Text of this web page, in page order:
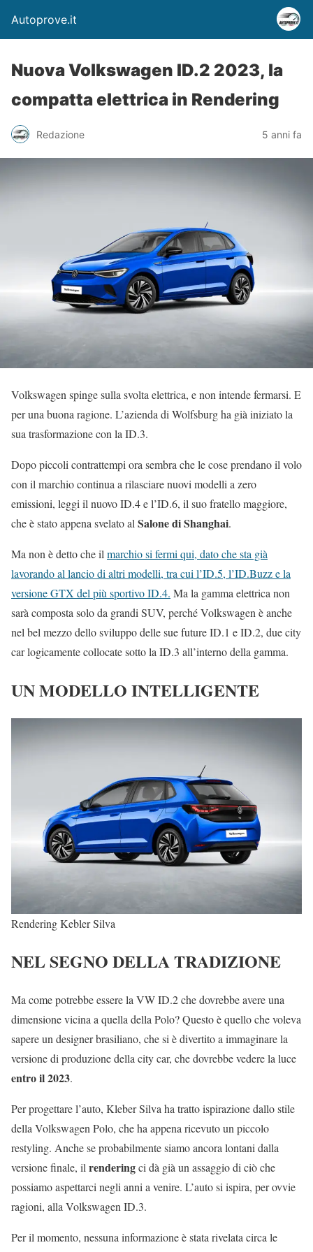
Autoprove.it
Nuova Volkswagen ID.2 2023, la
compatta elettrica in Rendering
Redazione 5 anni fa
Volkswagen spinge sulla svolta elettrica, e non intende fermarsi. E
per una buona ragione. L’azienda di Wolfsburg ha già iniziato la
sua trasformazione con la ID.3.
Dopo piccoli contrattempi ora sembra che le cose prendano il volo
con il marchio continua a rilasciare nuovi modelli a zero
emissioni, leggi il nuovo ID.4 e l’ID.6, il suo fratello maggiore,
che è stato appena svelato al Salone di Shanghai.
Ma non è detto che il marchio si fermi qui, dato che sta già
lavorando al lancio di altri modelli, tra cui l’ID.5, l’ID.Buzz e la
versione GTX del più sportivo ID.4. Ma la gamma elettrica non
sarà composta solo da grandi SUV, perché Volkswagen è anche
nel bel mezzo dello sviluppo delle sue future ID.1 e ID.2, due city
car logicamente collocate sotto la ID.3 all’interno della gamma.
UN MODELLO INTELLIGENTE
Rendering Kebler Silva
NEL SEGNO DELLA TRADIZIONE
Ma come potrebbe essere la VW ID.2 che dovrebbe avere una
dimensione vicina a quella della Polo? Questo è quello che voleva
sapere un designer brasiliano, che si è divertito a immaginare la
versione di produzione della city car, che dovrebbe vedere la luce
entro il 2023.
Per progettare l’auto, Kleber Silva ha tratto ispirazione dallo stile
della Volkswagen Polo, che ha appena ricevuto un piccolo
restyling. Anche se probabilmente siamo ancora lontani dalla
versione finale, ilrenderingci dà già un assaggio di ciò che
possiamo aspettarci negli anni a venire. L’auto si ispira, per ovvie
ragioni, alla Volkswagen ID.3.
Per il momento, nessuna informazione è stata rivelata circa le